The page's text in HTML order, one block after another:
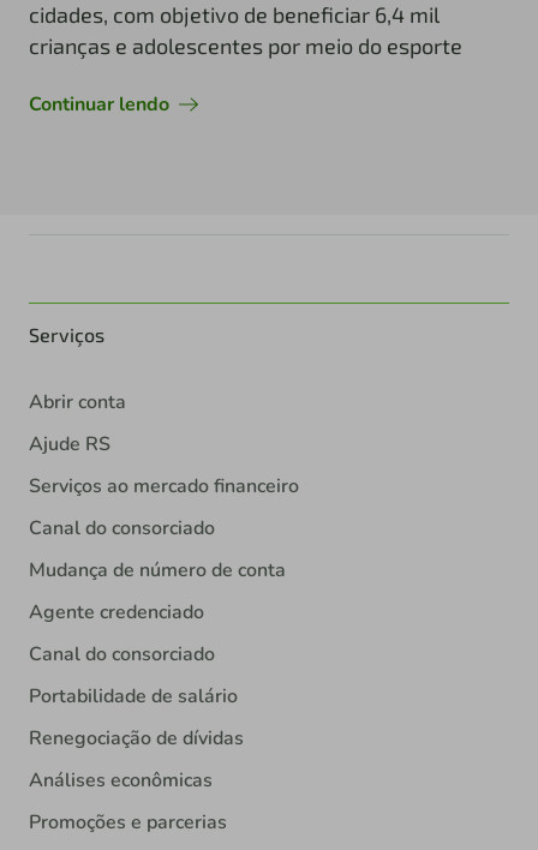
cidades, com objetivo de beneficiar 6,4 mil
crianças e adolescentes por meio do esporte
Continuar lendo
Serviços
Abrir conta
Ajude RS
Serviços ao mercado financeiro
Canal do consorciado
Mudança de número de conta
Agente credenciado
Canal do consorciado
Portabilidade de salário
Renegociação de dívidas
Análises econômicas
Promoções e parcerias